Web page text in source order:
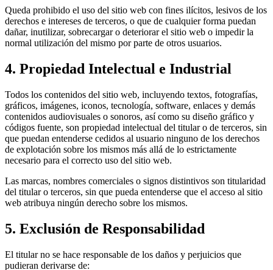
Queda prohibido el uso del sitio web con fines ilícitos, lesivos de los
derechos e intereses de terceros, o que de cualquier forma puedan
dañar, inutilizar, sobrecargar o deteriorar el sitio web o impedir la
normal utilización del mismo por parte de otros usuarios.
4. Propiedad Intelectual e Industrial
Todos los contenidos del sitio web, incluyendo textos, fotografías,
gráficos, imágenes, iconos, tecnología, software, enlaces y demás
contenidos audiovisuales o sonoros, así como su diseño gráfico y
códigos fuente, son propiedad intelectual del titular o de terceros, sin
que puedan entenderse cedidos al usuario ninguno de los derechos
de explotación sobre los mismos más allá de lo estrictamente
necesario para el correcto uso del sitio web.
Las marcas, nombres comerciales o signos distintivos son titularidad
del titular o terceros, sin que pueda entenderse que el acceso al sitio
web atribuya ningún derecho sobre los mismos.
5. Exclusión de Responsabilidad
El titular no se hace responsable de los daños y perjuicios que
pudieran derivarse de: